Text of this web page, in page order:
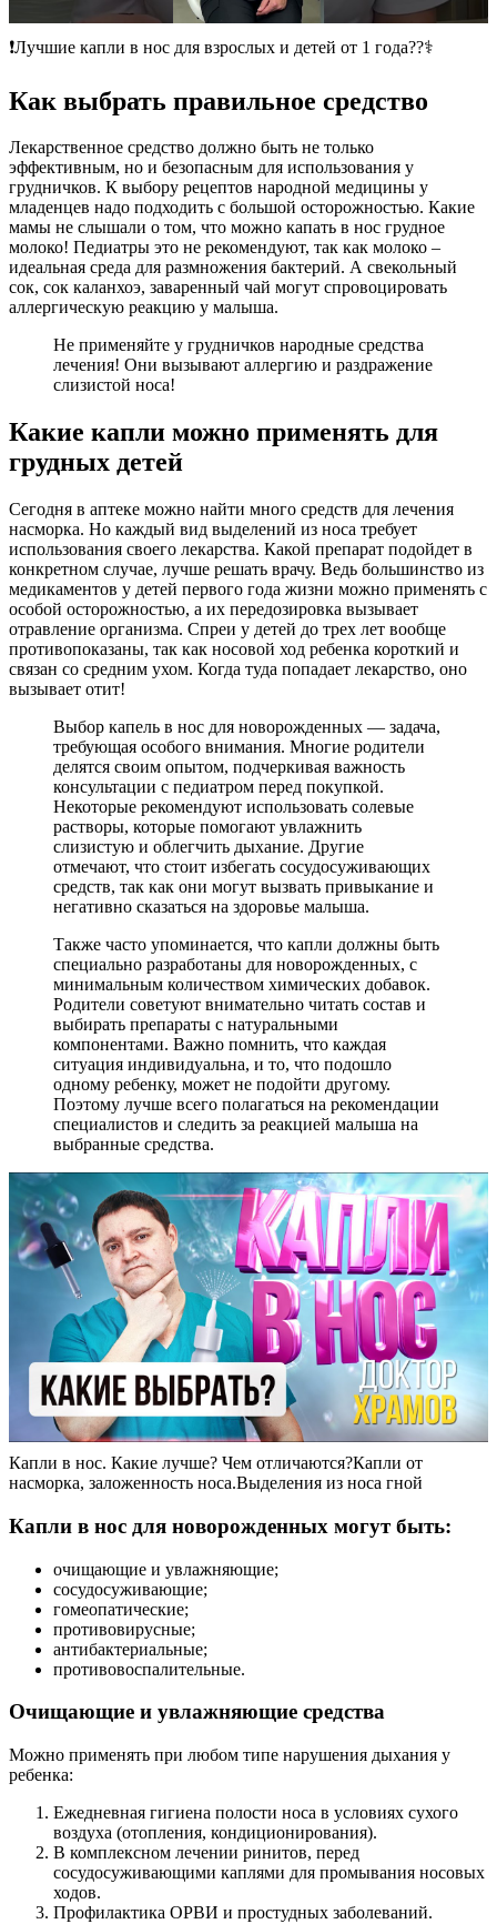
❗️Лучшие капли в нос для взрослых и детей от 1 года??‍⚕️
Как выбрать правильное средство
Лекарственное средство должно быть не только
эффективным, но и безопасным для использования у
грудничков. К выбору рецептов народной медицины у
младенцев надо подходить с большой осторожностью. Какие
мамы не слышали о том, что можно капать в нос грудное
молоко! Педиатры это не рекомендуют, так как молоко –
идеальная среда для размножения бактерий. А свекольный
сок, сок каланхоэ, заваренный чай могут спровоцировать
аллергическую реакцию у малыша.
Не применяйте у грудничков народные средства
лечения! Они вызывают аллергию и раздражение
слизистой носа!
Какие капли можно применять для
грудных детей
Сегодня в аптеке можно найти много средств для лечения
насморка. Но каждый вид выделений из носа требует
использования своего лекарства. Какой препарат подойдет в
конкретном случае, лучше решать врачу. Ведь большинство из
медикаментов у детей первого года жизни можно применять с
особой осторожностью, а их передозировка вызывает
отравление организма. Спреи у детей до трех лет вообще
противопоказаны, так как носовой ход ребенка короткий и
связан со средним ухом. Когда туда попадает лекарство, оно
вызывает отит!
Выбор капель в нос для новорожденных — задача,
требующая особого внимания. Многие родители
делятся своим опытом, подчеркивая важность
консультации с педиатром перед покупкой.
Некоторые рекомендуют использовать солевые
растворы, которые помогают увлажнить
слизистую и облегчить дыхание. Другие
отмечают, что стоит избегать сосудосуживающих
средств, так как они могут вызвать привыкание и
негативно сказаться на здоровье малыша.
Также часто упоминается, что капли должны быть
специально разработаны для новорожденных, с
минимальным количеством химических добавок.
Родители советуют внимательно читать состав и
выбирать препараты с натуральными
компонентами. Важно помнить, что каждая
ситуация индивидуальна, и то, что подошло
одному ребенку, может не подойти другому.
Поэтому лучше всего полагаться на рекомендации
специалистов и следить за реакцией малыша на
выбранные средства.
Капли в нос. Какие лучше? Чем отличаются?Капли от
насморка, заложенность носа.Выделения из носа гной
Капли в нос для новорожденных могут быть:
очищающие и увлажняющие;
сосудосуживающие;
гомеопатические;
противовирусные;
антибактериальные;
противовоспалительные.
Очищающие и увлажняющие средства
Можно применять при любом типе нарушения дыхания у
ребенка:
Ежедневная гигиена полости носа в условиях сухого
воздуха (отопления, кондиционирования).
В комплексном лечении ринитов, перед
сосудосуживающими каплями для промывания носовых
ходов.
Профилактика ОРВИ и простудных заболеваний.